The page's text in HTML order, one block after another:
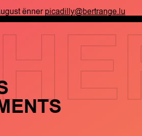
ënnerpicadilly@bertrange.lu